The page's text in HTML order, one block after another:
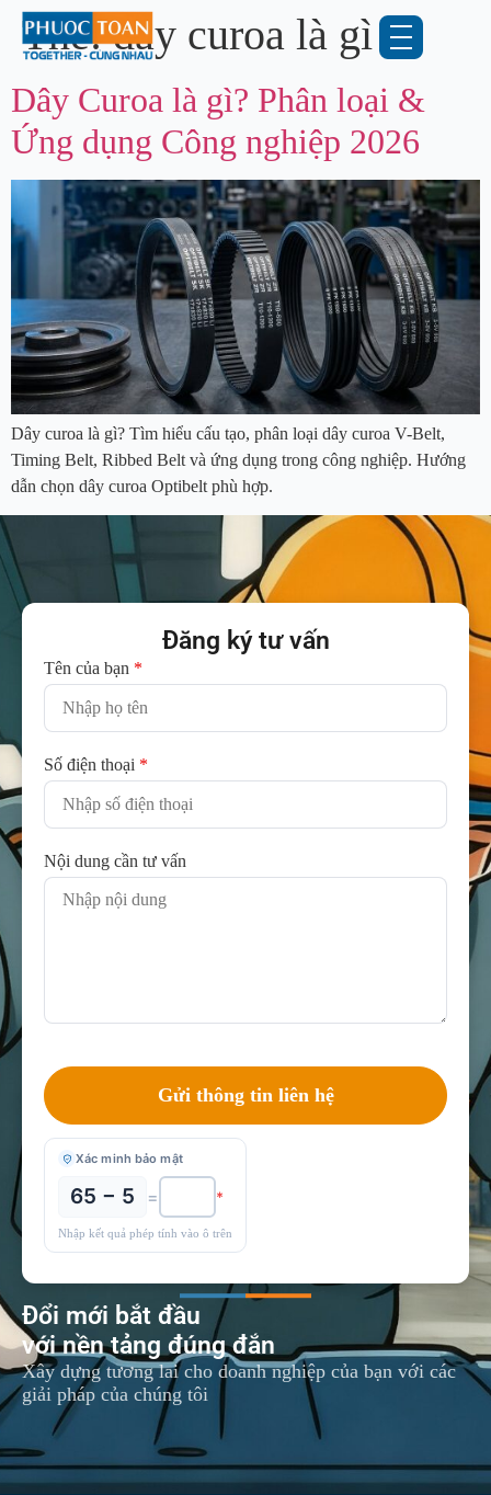
Thẻ:dây curoa là gì
Dây Curoa là gì? Phân loại &
Ứng dụng Công nghiệp 2026
Dây curoa là gì? Tìm hiểu cấu tạo, phân loại dây curoa V-Belt,
Timing Belt, Ribbed Belt và ứng dụng trong công nghiệp. Hướng
dẫn chọn dây curoa Optibelt phù hợp.
Đăng ký tư vấn
Tên của bạn *
Số điện thoại *
Nội dung cần tư vấn
Xác minh bảo mật
65 − 5 = *
Nhập kết quả phép tính vào ô trên
Đổi mới bắt đầu
với nền tảng đúng đắn
Xây dựng tương lai cho doanh nghiệp của bạn với các
giải pháp của chúng tôi